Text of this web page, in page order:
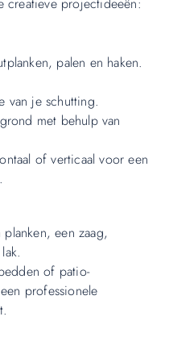
palen en haken.
van je schutting.
met behulp van
of verticaal voor een
planken, een zaag,
of patio-
professionele